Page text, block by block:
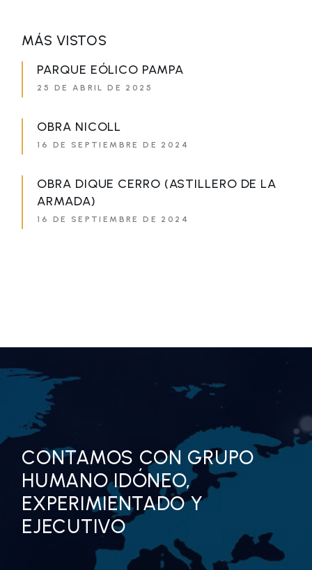
MÁS VISTOS
PARQUE EÓLICO PAMPA
25 DE ABRIL DE 2025
OBRA NICOLL
16 DE SEPTIEMBRE DE 2024
OBRA DIQUE CERRO (ASTILLERO DE LA
ARMADA)
16 DE SEPTIEMBRE DE 2024
CONTAMOS CON GRUPO
HUMANO IDÓNEO,
EXPERIMIENTADO Y
EJECUTIVO